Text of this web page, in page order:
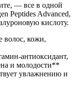
— все в одной
Peptides Advanced,
кислоту.
волос, кожи,
антиоксидант,
и молодости**
увлажнению и